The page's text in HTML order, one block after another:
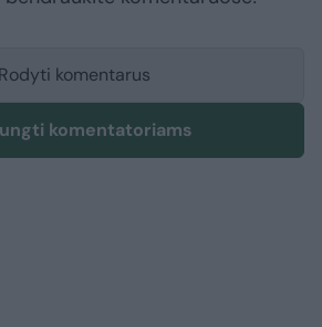
Rodyti komentarus
komentatoriams